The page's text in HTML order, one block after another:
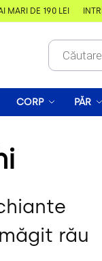
DE 190 LEI
CORP PĂR
rău